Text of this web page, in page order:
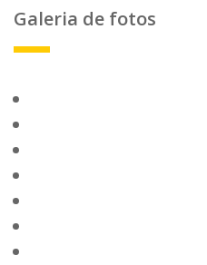
Galeria de fotos